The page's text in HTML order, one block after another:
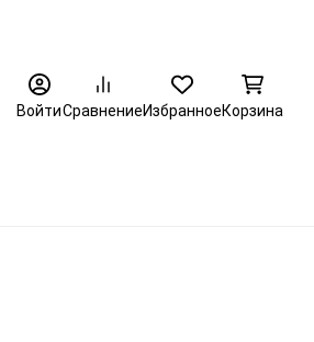
ВойтиСравнениеИзбранноеКорзина